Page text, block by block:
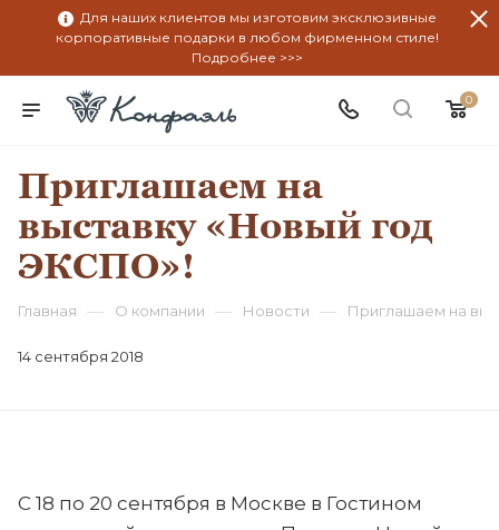
Для наших клиентов мы изготовим эксклюзивные
корпоративные подарки в любом фирменном стиле!
Подробнее >>>
0
Приглашаем на
выставку «Новый год
ЭКСПО»!
Главная — О компании — Новости — Приглашаем на
14 сентября 2018
С 18 по 20 сентября в Москве в Гостином